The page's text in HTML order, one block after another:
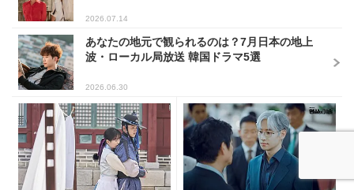
2026.07.14
あなたの地元で観られるのは？7月日本の地上
波・ローカル局放送 韓国ドラマ5選
2026.06.30